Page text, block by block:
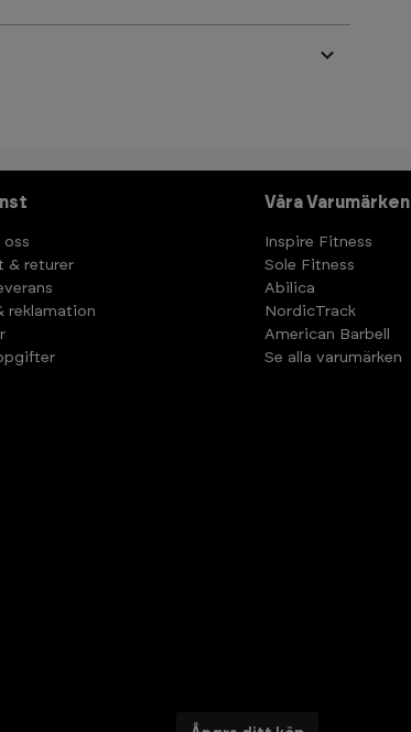
oss
& returer
reklamation
Våra Varumärken
Inspire Fitness
Sole Fitness
Abilica
NordicTrack
American Barbell
Se alla varumärken